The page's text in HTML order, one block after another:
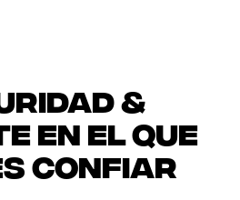
&
en el que
confiar